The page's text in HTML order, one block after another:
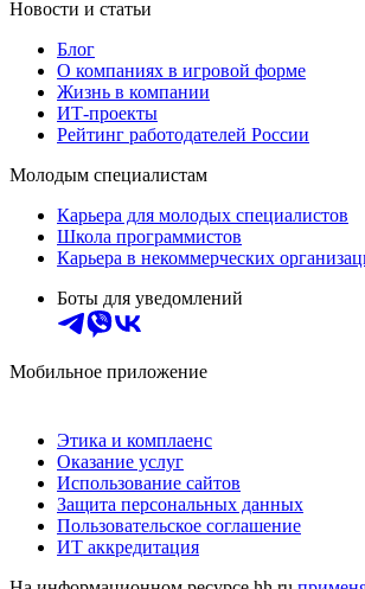
Новости и статьи
Блог
О компаниях в игровой форме
Жизнь в компании
ИТ-проекты
Рейтинг работодателей России
Молодым специалистам
Карьера для молодых специалистов
Школа программистов
Карьера в некоммерческих
Боты для уведомлений
Мобильное приложение
Этика и комплаенс
Оказание услуг
Использование сайтов
Защита персональных данных
Пользовательское соглашение
ИТ аккредитация